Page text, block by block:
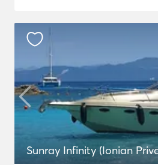
Sunray Infinity (Ionian